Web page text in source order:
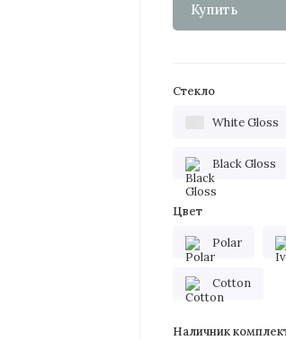
Купить
Стекло
White Gloss
Black Gloss
Цвет
Polar
Cotton
Наличник